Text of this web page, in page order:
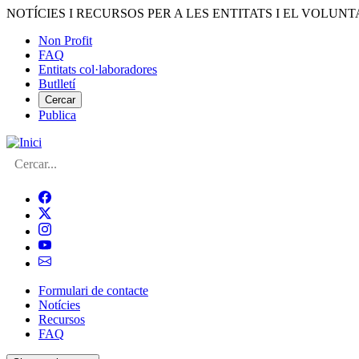
Vés
contingut
NOTÍCIES I RECURSOS PER A LES ENTITATS I EL
Menú
del
compte
d'usuari
Non Profit
FAQ
Entitats col·laboradores
Butlletí
Cercar
Publica
Cerca
Navegació
principal
de
Formulari de contacte
Notícies
Recursos
FAQ